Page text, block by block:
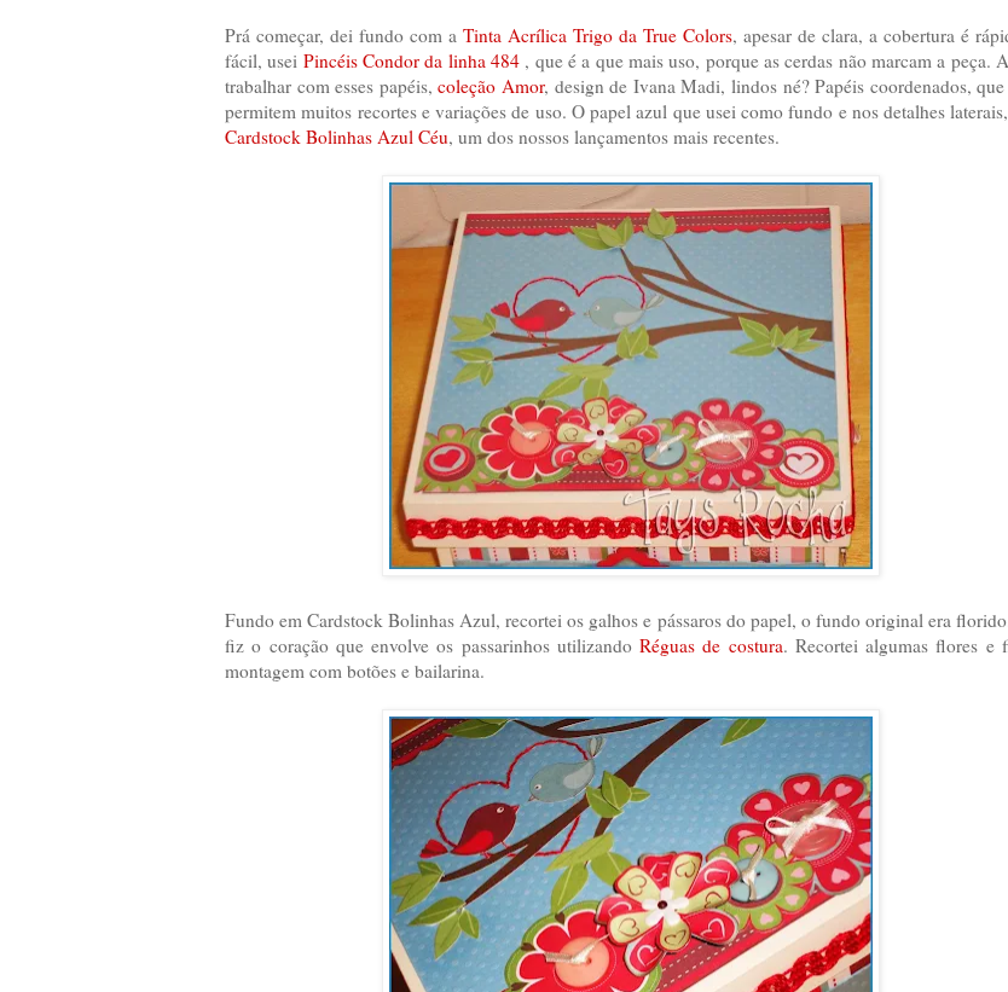
Prá começar, dei fundo com a Tinta Acrílica Trigo da True Colors, apesar de clara, a cobertura é
fácil, usei Pincéis Condor da linha 484 , que é a que mais uso, porque as cerdas não marcam a peça.
trabalhar com esses papéis,coleção Amor, design de Ivana Madi, lindos né? Papéis coordenados,
permitem muitos recortes e variações de uso. O papel azul que usei como fundo e nos detalhes
Cardstock Bolinhas Azul Céu, um dos nossos lançamentos mais recentes.
Fundo em Cardstock Bolinhas Azul, recortei os galhos e pássaros do papel, o fundo original era
fiz o coração que envolve os passarinhos utilizando Réguas de costura. Recortei algumas flores e
montagem com botões e bailarina.